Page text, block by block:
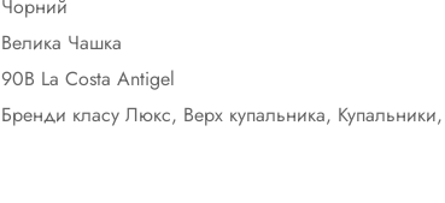
Чорний
Велика Чашка
90B La Costa Antigel
Бренди класу Люкс, Верх купальника, Купальники,